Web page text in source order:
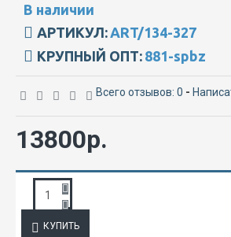
В наличии
АРТИКУЛ: ART/134-327
КРУПНЫЙ ОПТ: 881-spbz
Всего отзывов: 0 -
13800р.
КУПИТЬ